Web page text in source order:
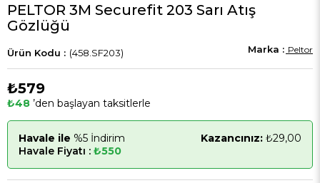
PELTOR 3M Securefit 203 Sarı Atış
Gözlüğü
(458.SF203) Peltor
₺579
₺48 ’den başlayan taksitlerle
Havale ile %5 İndirim Kazancınız: ₺29,00
Havale Fiyatı : ₺550